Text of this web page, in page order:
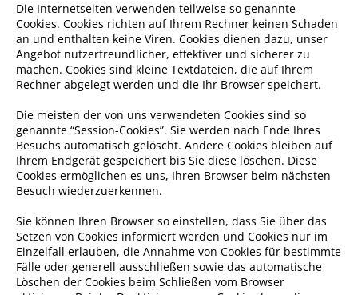
Die Internetseiten verwenden teilweise so genannte
Cookies. Cookies richten auf Ihrem Rechner keinen Schaden
an und enthalten keine Viren. Cookies dienen dazu, unser
Angebot nutzerfreundlicher, effektiver und sicherer zu
machen. Cookies sind kleine Textdateien, die auf Ihrem
Rechner abgelegt werden und die Ihr Browser speichert.
Die meisten der von uns verwendeten Cookies sind so
genannte “Session-Cookies”. Sie werden nach Ende Ihres
Besuchs automatisch gelöscht. Andere Cookies bleiben auf
Ihrem Endgerät gespeichert bis Sie diese löschen. Diese
Cookies ermöglichen es uns, Ihren Browser beim nächsten
Besuch wiederzuerkennen.
Sie können Ihren Browser so einstellen, dass Sie über das
Setzen von Cookies informiert werden und Cookies nur im
Einzelfall erlauben, die Annahme von Cookies für bestimmte
Fälle oder generell ausschließen sowie das automatische
Löschen der Cookies beim Schließen vom Browser